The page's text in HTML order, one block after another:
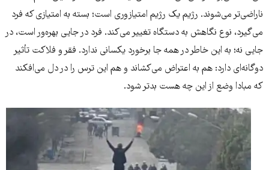
ناراضی‌تر می‌شوند. رژیم یک رژیم امتیازوری است؛ بسته به امتیازی که فرد
می‌گیرد، نوع نگاهش به دستگاه تغییر می‌کند. فرد در جایی بهره‌ور است، در
جایی نه؛ به این خاطر در همه جا برخورد یکسانی ندارد. فقر و فلاکت تأثیر
دوگانه‌ای دارد: هم به اعتراض می‌کشاند و هم این ترس را در دل می‌افکند
که مبادا وضع از این چه هست بدتر شود.